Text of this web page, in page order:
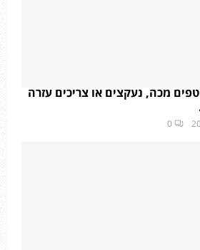
מכה, נעקצים או צריכים עזרה
0